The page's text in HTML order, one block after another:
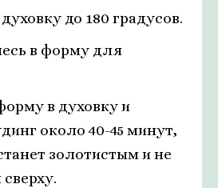
до 180 градусов.
в форму для
в духовку и
около 40-45 минут,
золотистым и не